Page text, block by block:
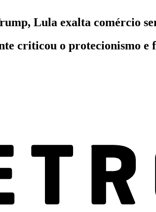
Lula exalta comércio
criticou o protecionismo